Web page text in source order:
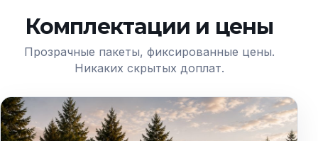
Комплектации и цены
Прозрачные пакеты, фиксированные цены.
Никаких скрытых доплат.